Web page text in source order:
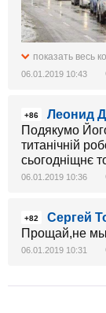
показать весь
06.01.2019 10:43
+86
Леонид
Подякумо
титанічній
сьогодніщнє
06.01.2019 10:36
+82
Сергей
Прощай,не
06.01.2019 10:31